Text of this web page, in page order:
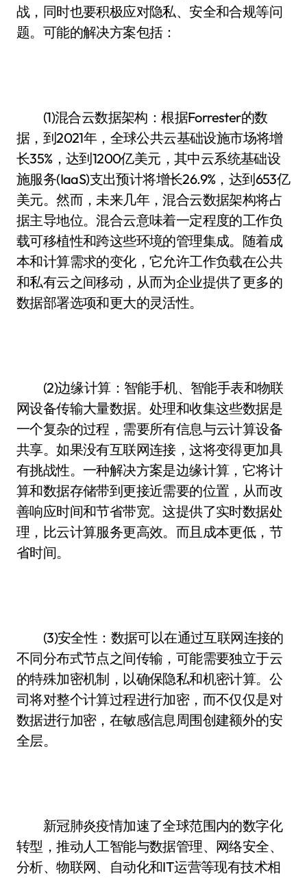
战，同时也要积极应对隐私、安全和合规等问
题。可能的解决方案包括：
(1)混合云数据架构：根据Forrester的数
据，到2021年，全球公共云基础设施市场将增
长35%，达到1200亿美元，其中云系统基础设
施服务(IaaS)支出预计将增长26.9%，达到653亿
美元。然而，未来几年，混合云数据架构将占
据主导地位。混合云意味着一定程度的工作负
载可移植性和跨这些环境的管理集成。随着成
本和计算需求的变化，它允许工作负载在公共
和私有云之间移动，从而为企业提供了更多的
数据部署选项和更大的灵活性。
(2)边缘计算：智能手机、智能手表和物联
网设备传输大量数据。处理和收集这些数据是
一个复杂的过程，需要所有信息与云计算设备
共享。如果没有互联网连接，这将变得更加具
有挑战性。一种解决方案是边缘计算，它将计
算和数据存储带到更接近需要的位置，从而改
善响应时间和节省带宽。这提供了实时数据处
理，比云计算服务更高效。而且成本更低，节
省时间。
(3)安全性：数据可以在通过互联网连接的
不同分布式节点之间传输，可能需要独立于云
的特殊加密机制，以确保隐私和机密计算。公
司将对整个计算过程进行加密，而不仅仅是对
数据进行加密，在敏感信息周围创建额外的安
全层。
新冠肺炎疫情加速了全球范围内的数字化
转型，推动人工智能与数据管理、网络安全、
分析、物联网、自动化和IT运营等现有技术相